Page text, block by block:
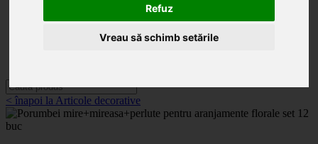
Refuz
Vreau să schimb setările
Categorii
< înapoi la Articole decorative